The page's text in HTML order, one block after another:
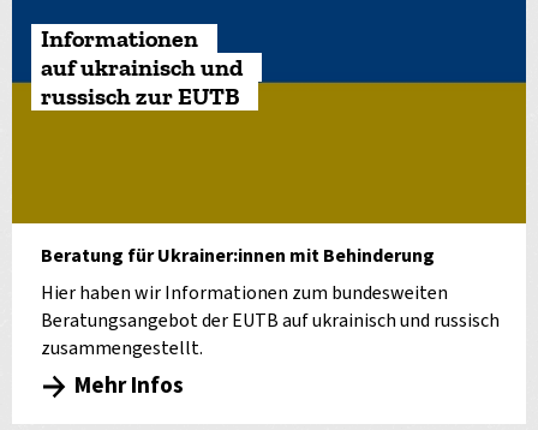
Informationen
auf ukrainisch und
russisch zur EUTB
Beratung für Ukrainer:innen mit Behinderung
Hier haben wir Informationen zum bundesweiten
Beratungsangebot der EUTB auf ukrainisch und russisch
zusammengestellt.
Mehr Infos